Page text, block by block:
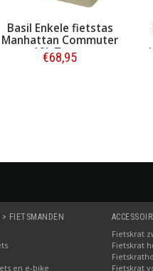
Basil Enkele
Cove Shopper
Hooks 16L Wit/
> FIETSMANDEN
en e-bike
Fietskrat
Fietskrat
Fietskrat